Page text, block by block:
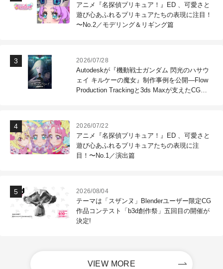
アニメ『名探偵プリキュア！』ED 、可愛さと
遊び心あふれるプリキュアたちの表現に注目！
〜No.2／モデリング＆リギング篇
2026/07/28
Autodeskが『機動戦士ガンダム 閃光のハサウ
ェイ キルケーの魔女』制作事例を公開―Flow
Production Trackingと3ds Maxが支えたCG制
2026/07/22
アニメ『名探偵プリキュア！』ED 、可愛さと
遊び心あふれるプリキュアたちの表現に注
目！〜No.1／演出篇
2026/08/04
テーマは「スザンヌ」Blenderユーザー限定CG
作品コンテスト「b3d創作祭」五回目の開催が
決定!
VIEW MORE